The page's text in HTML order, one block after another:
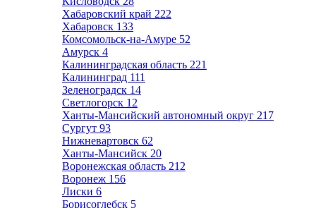
Хабаровский край 222
Хабаровск 133
Комсомольск-на-Амуре 52
Амурск 4
Калининградская область 221
Калининград 111
Зеленоградск 14
Светлогорск 12
Ханты-Мансийский автономный округ 217
Сургут 93
Нижневартовск 62
Ханты-Мансийск 20
Воронежская область 212
Воронеж 156
Лиски 6
Борисоглебск 5